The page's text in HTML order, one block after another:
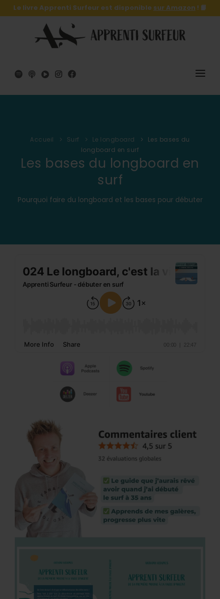
Le livre Apprenti Surfeur est disponible sur Amazon ! 📙
SURF
LE LIVRE 🔥
SHOP
Accueil Surf Le longboard
Les bases du
longboard en surf
Les bases du longboard en
surf
Pourquoi faire du longboard et les bases pour débuter